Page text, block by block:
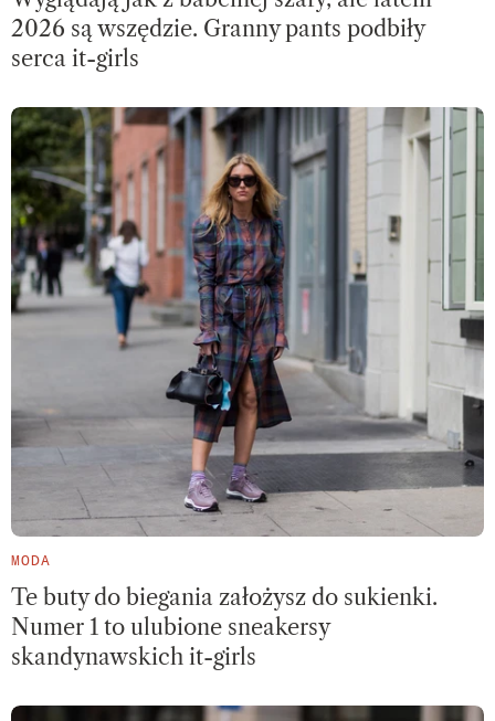
2026 są wszędzie. Granny pants podbiły
serca it-girls
MODA
Te buty do biegania założysz do sukienki.
Numer 1 to ulubione sneakersy
skandynawskich it-girls